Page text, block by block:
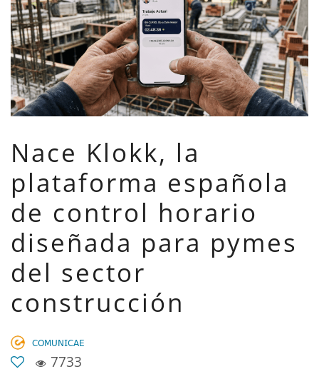
Nace Klokk, la
plataforma española
de control horario
diseñada para pymes
del sector
construcción
𝖢𝖮𝖬𝖴𝖭𝖨𝖢𝖠𝖤
7733